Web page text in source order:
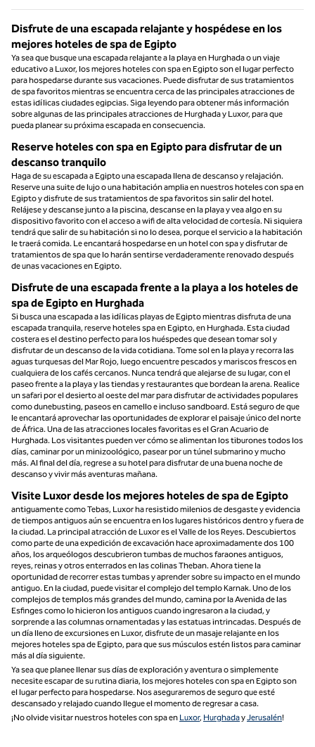
Disfrute de una escapada relajante y hospédese en los
mejores hoteles de spa de Egipto
Ya sea que busque una escapada relajante a la playa en Hurghada o un viaje
educativo a Luxor, los mejores hoteles con spa en Egipto son el lugar perfecto
para hospedarse durante sus vacaciones. Puede disfrutar de sus tratamientos
de spa favoritos mientras se encuentra cerca de las principales atracciones de
estas idílicas ciudades egipcias. Siga leyendo para obtener más información
sobre algunas de las principales atracciones de Hurghada y Luxor, para que
pueda planear su próxima escapada en consecuencia.
Reserve hoteles con spa en Egipto para disfrutar de un
descanso tranquilo
Haga de su escapada a Egipto una escapada llena de descanso y relajación.
Reserve una suite de lujo o una habitación amplia en nuestros hoteles con spa en
Egipto y disfrute de sus tratamientos de spa favoritos sin salir del hotel.
Relájese y descanse junto a la piscina, descanse en la playa y vea algo en su
dispositivo favorito con el acceso a wifi de alta velocidad de cortesía. Ni siquiera
tendrá que salir de su habitación si no lo desea, porque el servicio a la habitación
le traerá comida. Le encantará hospedarse en un hotel con spa y disfrutar de
tratamientos de spa que lo harán sentirse verdaderamente renovado después
de unas vacaciones en Egipto.
Disfrute de una escapada frente a la playa a los hoteles de
spa de Egipto en Hurghada
Si busca una escapada a las idílicas playas de Egipto mientras disfruta de una
escapada tranquila, reserve hoteles spa en Egipto, en Hurghada. Esta ciudad
costera es el destino perfecto para los huéspedes que desean tomar sol y
disfrutar de un descanso de la vida cotidiana. Tome sol en la playa y recorra las
aguas turquesas del Mar Rojo, luego encuentre pescados y mariscos frescos en
cualquiera de los cafés cercanos. Nunca tendrá que alejarse de su lugar, con el
paseo frente a la playa y las tiendas y restaurantes que bordean la arena. Realice
un safari por el desierto al oeste del mar para disfrutar de actividades populares
como dunebusting, paseos en camello e incluso sandboard. Está seguro de que
le encantará aprovechar las oportunidades de explorar el paisaje único del norte
de África. Una de las atracciones locales favoritas es el Gran Acuario de
Hurghada. Los visitantes pueden ver cómo se alimentan los tiburones todos los
días, caminar por un minizoológico, pasear por un túnel submarino y mucho
más. Al final del día, regrese a su hotel para disfrutar de una buena noche de
descanso y vivir más aventuras mañana.
Visite Luxor desde los mejores hoteles de spa de Egipto
antiguamente como Tebas, Luxor ha resistido milenios de desgaste y evidencia
de tiempos antiguos aún se encuentra en los lugares históricos dentro y fuera de
la ciudad. La principal atracción de Luxor es el Valle de los Reyes. Descubiertos
como parte de una expedición de excavación hace aproximadamente dos 100
años, los arqueólogos descubrieron tumbas de muchos faraones antiguos,
reyes, reinas y otros enterrados en las colinas Theban. Ahora tiene la
oportunidad de recorrer estas tumbas y aprender sobre su impacto en el mundo
antiguo. En la ciudad, puede visitar el complejo del templo Karnak. Uno de los
complejos de templos más grandes del mundo, camina por la Avenida de las
Esfinges como lo hicieron los antiguos cuando ingresaron a la ciudad, y
sorprende a las columnas ornamentadas y las estatuas intrincadas. Después de
un día lleno de excursiones en Luxor, disfrute de un masaje relajante en los
mejores hoteles spa de Egipto, para que sus músculos estén listos para caminar
más al día siguiente.
Ya sea que planee llenar sus días de exploración y aventura o simplemente
necesite escapar de su rutina diaria, los mejores hoteles con spa en Egipto son
el lugar perfecto para hospedarse. Nos aseguraremos de seguro que esté
descansado y relajado cuando llegue el momento de regresar a casa.
¡No olvide visitar nuestros hoteles con spa en Luxor, HurghadayJerusalén!